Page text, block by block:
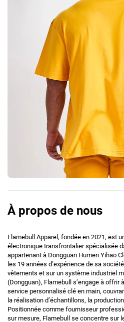
À propos de nous
Flamebull Apparel, fondée en 2021, est
électronique transfrontalier spécialisée
appartenant à Dongguan Humen Yihao
les 19 années d’expérience de sa
vêtements et sur un système industriel
(Dongguan), Flamebull s’engage à offrir
service personnalisé clé en main,
la réalisation d’échantillons, la
Positionnée comme fournisseur
sur mesure, Flamebull se concentre sur